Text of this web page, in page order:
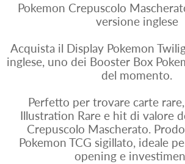
Pokemon Crepuscolo
versione inglese
Acquista il Display Pokemon
inglese, uno dei Booster Box
del momento.
Perfetto per trovare carte
Illustration Rare e hit di valore
Crepuscolo Mascherato.
Pokemon TCG sigillato, ideale
opening e